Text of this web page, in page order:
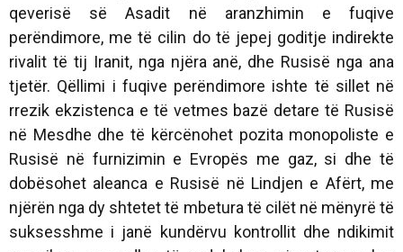
qeverisë së Asadit në aranzhimin e fuqive
perëndimore, me të cilin do të jepej goditje indirekte
rivalit të tij Iranit, nga njëra anë, dhe Rusisë nga ana
tjetër. Qëllimi i fuqive perëndimore ishte të sillet në
rrezik ekzistenca e të vetmes bazë detare të Rusisë
në Mesdhe dhe të kërcënohet pozita monopoliste e
Rusisë në furnizimin e Evropës me gaz, si dhe të
dobësohet aleanca e Rusisë në Lindjen e Afërt, me
njërën nga dy shtetet të mbetura të cilët në mënyrë të
suksesshme i janë kundërvu kontrollit dhe ndikimit